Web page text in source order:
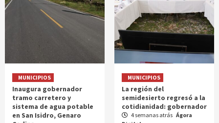
MUNICIPIOS
Inaugura gobernador
tramo carretero y
sistema de agua potable
en San Isidro, Genaro
MUNICIPIOS
La región del
semidesierto regresó a la
cotidianidad: gobernador
4 semanas atrás Ágora